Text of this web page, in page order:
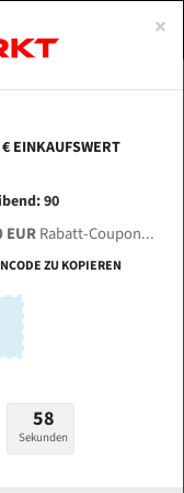
Bi-Metall
mm
×
EINKAUFSWERT
90
EURRabatt-Coupon...
ZU KOPIEREN
57
Sekunden